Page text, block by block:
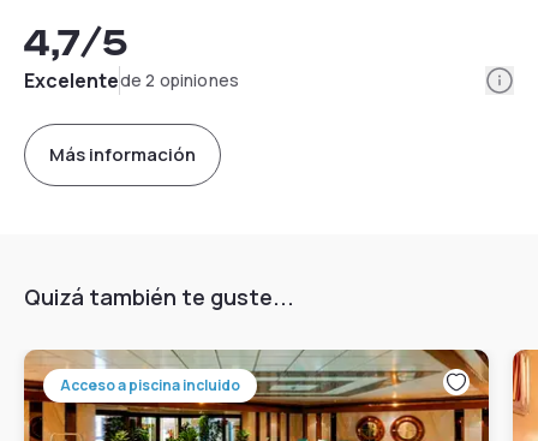
4,7/5
Excelentede 2 opiniones
Más información
Quizá también te guste...
Acceso a piscina incluido